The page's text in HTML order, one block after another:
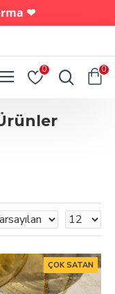
❤︎
0 0
ÇOK SATAN